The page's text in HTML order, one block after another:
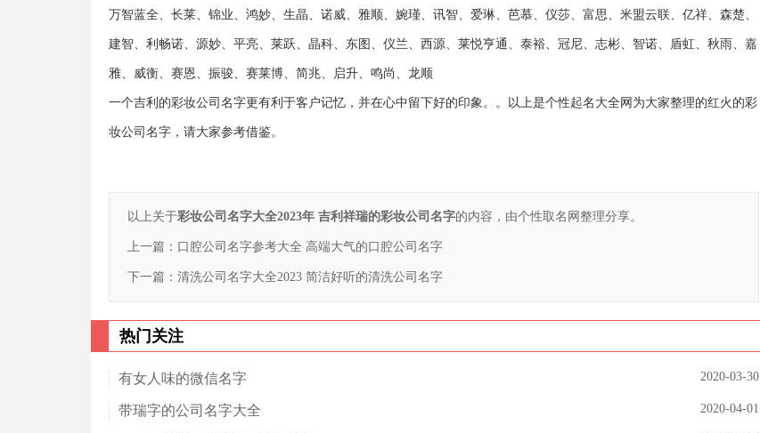
万智蓝全、长莱、锦业、鸿妙、生晶、诺威、雅顺、婉瑾、讯智、爱琳、芭慕、仪莎、富思、米盟云联、亿祥、森楚、
建智、利畅诺、源妙、平亮、莱跃、晶科、东图、仪兰、西源、莱悦亨通、泰裕、冠尼、志彬、智诺、盾虹、秋雨、嘉
雅、威衡、赛恩、振骏、赛莱博、简兆、启升、鸣尚、龙顺
一个吉利的彩妆公司名字更有利于客户记忆，并在心中留下好的印象。。以上是个性起名大全网为大家整理的红火的彩
妆公司名字，请大家参考借鉴。
以上关于彩妆公司名字大全2023年 吉利祥瑞的彩妆公司名字的内容，由个性取名网整理分享。
上一篇： 口腔公司名字参考大全 高端大气的口腔公司名字
下一篇： 清洗公司名字大全2023 简洁好听的清洗公司名字
热门关注
2020-03-30
有女人味的微信名字
2020-04-01
带瑞字的公司名字大全